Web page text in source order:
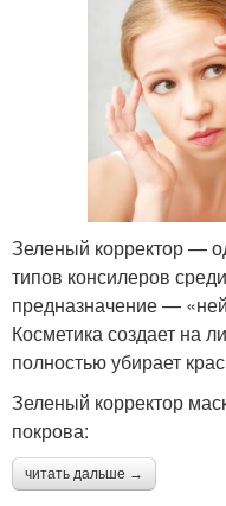
Зеленый корректор —
типов консилеров
предназначение —
Косметика создает на
полностью убирает
Зеленый корректор
покрова:
читать дальше →